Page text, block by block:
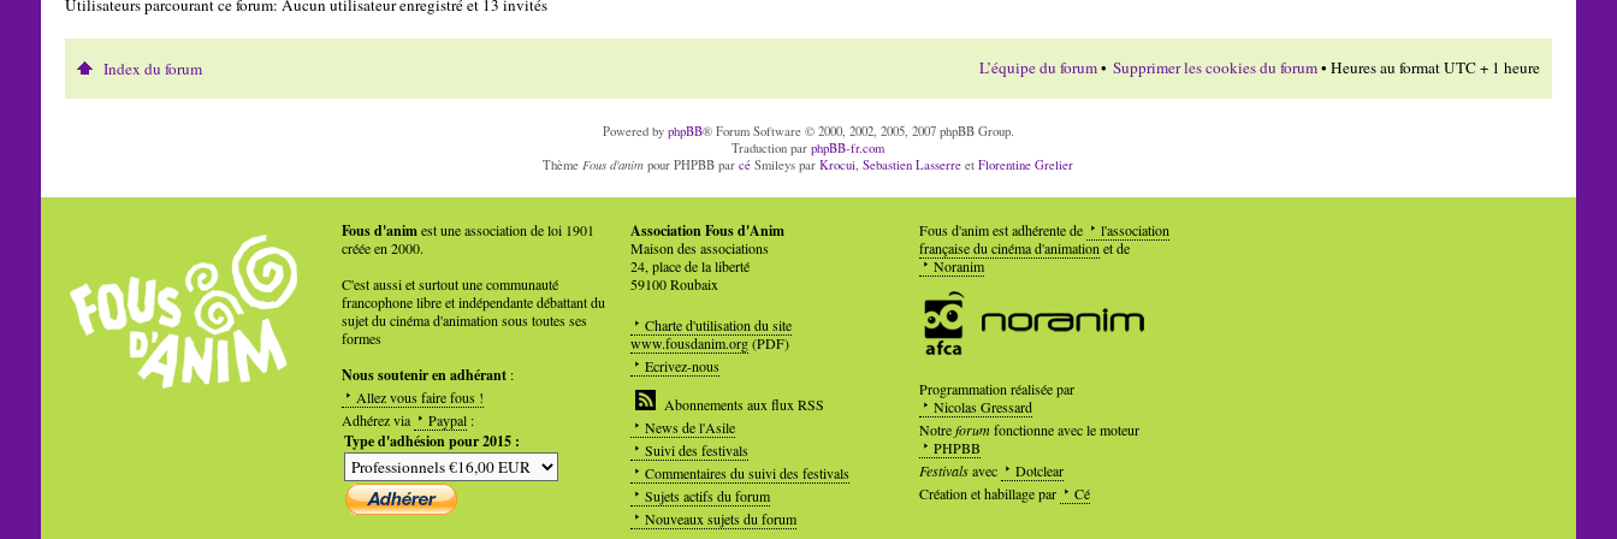
Index du forum L’équipe du forum• Supprimer les cookies du forum• Heures au format UTC + 1 heure
Powered by phpBB® Forum Software © 2000, 2002, 2005, 2007 phpBB Group.
Traduction parphpBB-fr.com
ThèmeFous d'anim pour PHPBB parcé Smileys parKrocui,Sebastien Lasserre etFlorentine Grelier
Fous d'animest une association de loi 1901
créée en 2000.
C'est aussi et surtout une communauté
francophone libre et indépendante débattant du
sujet du cinéma d'animation sous toutes ses
formes
Nous soutenir en adhérant:
Allez vous faire fous !
Adhérez via
Paypal:
Type d'adhésion pour 2015 :
Association Fous d'Anim
Maison des associations
24, place de la liberté
59100 Roubaix
Charte d'utilisation du site
www.fousdanim.org(PDF)
Ecrivez-nous
Abonnements aux flux RSS
News de l'Asile
Suivi des festivals
Commentaires du suivi des festivals
Sujets actifs du forum
Nouveaux sujets du forum
Fous d'anim est adhérente de
l'association
française du cinéma d'animationet de
Noranim
Programmation réalisée par
Nicolas Gressard
Notreforumfonctionne avec le moteur
PHPBB
Festivalsavec
Dotclear
Création et habillage par
Cé